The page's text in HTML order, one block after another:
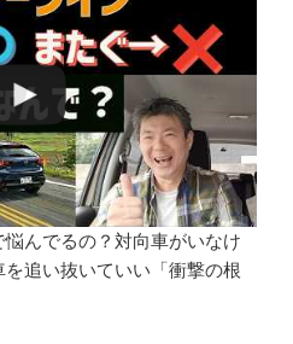
んでるの？対向車がいなけ
追い抜いていい「衝撃の根